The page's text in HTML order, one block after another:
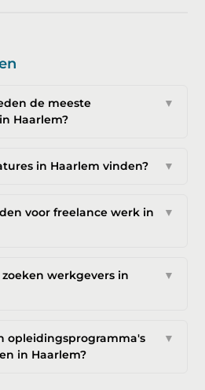
de meeste
Haarlem?
▼
in Haarlem vinden? ▼
voor freelance werk in
▼
werkgevers in
▼
opleidingsprogramma's
in Haarlem?
▼